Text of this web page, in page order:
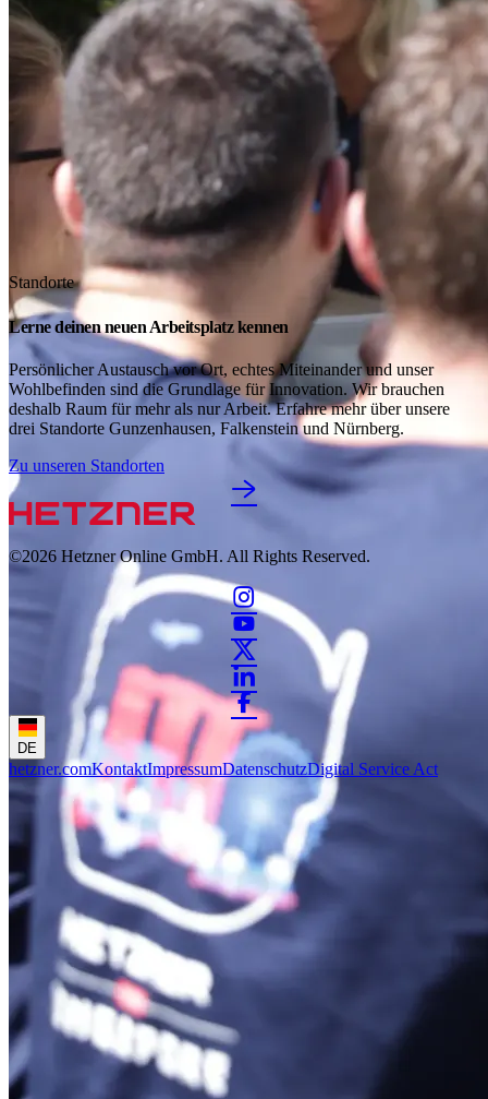
Standorte
Lerne deinen neuen Arbeitsplatz kennen
Persönlicher Austausch vor Ort, echtes Miteinander und unser
Wohlbefinden sind die Grundlage für Innovation. Wir brauchen
deshalb Raum für mehr als nur Arbeit. Erfahre mehr über unsere
drei Standorte Gunzenhausen, Falkenstein und Nürnberg.
Zu unseren Standorten
©2026 Hetzner Online GmbH. All Rights Reserved.
DE
hetzner.comKontaktImpressumDatenschutzDigital Service Act